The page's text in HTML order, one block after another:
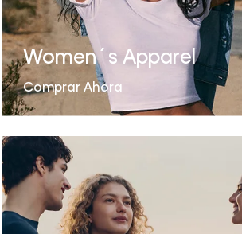
Women´s Apparel
Comprar Ahora